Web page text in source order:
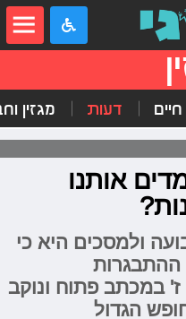
דעות מגזין
אותנו
ולמסכים היא כי
ההתבגרות
במכתב פתוח ונוקב
הגדול